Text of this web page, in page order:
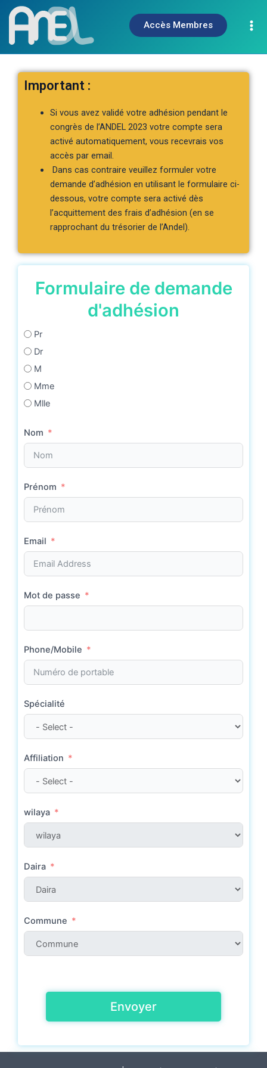
Aller
Accès Membres
Important :
Si vous avez validé votre adhésion pendant le
congrès de l’ANDEL 2023 votre compte sera
activé automatiquement, vous recevrais vos
accès par email.
Dans cas contraire veuillez formuler votre
demande d’adhésion en utilisant le formulaire ci-
dessous, votre compte sera activé dès
l’acquittement des frais d’adhésion (en se
rapprochant du trésorier de l’Andel).
Formulaire de demande
d'adhésion
Pr
Dr
M
Mme
Mlle
Nom
Prénom
Email
Mot de passe
Phone/Mobile
Spécialité
Affiliation
wilaya
Daira
Commune
Envoyer
Adresse Email
Mot de Passe
Créer un compte